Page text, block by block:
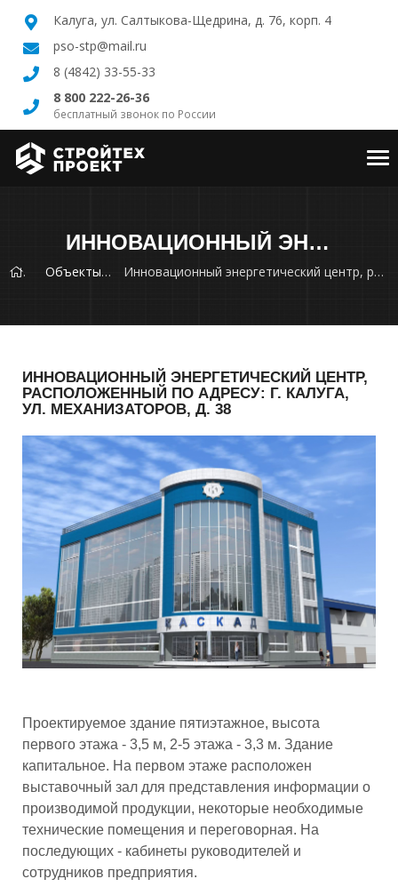
Калуга, ул. Салтыкова-Щедрина, д. 76, корп. 4
pso-stp@mail.ru
8 (4842) 33-55-33
8 800 222-26-36
бесплатный звонок по России
ИННОВАЦИОННЫЙ ЭНЕРГЕТИЧЕСКИЙ ЦЕНТР, РАСПОЛОЖЕННЫЙ ПО АДРЕСУ: Г. КАЛУГА, УЛ. МЕХАНИЗАТОРОВ, Д. 38
Объекты Инновационный энергетический центр, расположенный по адресу: г. Калуга, ул. Механизаторов, д. 38
ИННОВАЦИОННЫЙ ЭНЕРГЕТИЧЕСКИЙ ЦЕНТР,
РАСПОЛОЖЕННЫЙ ПО АДРЕСУ: Г. КАЛУГА,
УЛ. МЕХАНИЗАТОРОВ, Д. 38
Проектируемое здание пятиэтажное, высота
первого этажа - 3,5 м, 2-5 этажа - 3,3 м. Здание
капитальное. На первом этаже расположен
выставочный зал для представления информации о
производимой продукции, некоторые необходимые
технические помещения и переговорная. На
последующих - кабинеты руководителей и
сотрудников предприятия.